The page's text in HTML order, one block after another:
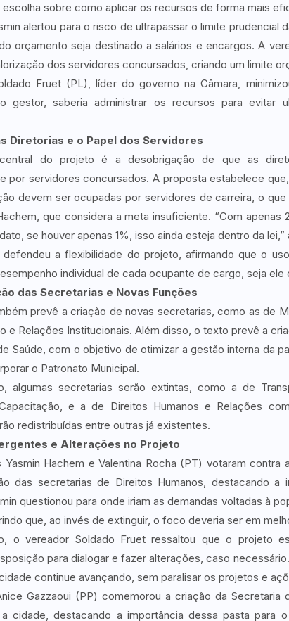
escolha sobre como aplicar os recursos de forma mais
alertou para o risco de ultrapassar o limite prudencial
orçamento seja destinado a salários e encargos. A
dos servidores concursados, criando um limite
Fruet (PL), líder do governo na Câmara,
gestor, saberia administrar os recursos para evitar
Diretorias e o Papel dos Servidores
do projeto é a desobrigação de que as
por servidores concursados. A proposta estabelece
devem ser ocupadas por servidores de carreira, o
que considera a meta insuficiente. “Com
se houver apenas 1%, isso ainda esteja dentro da lei,”
defendeu a flexibilidade do projeto, afirmando que o
individual de cada ocupante de cargo, seja
das Secretarias e Novas Funções
prevê a criação de novas secretarias, como as de
e Relações Institucionais. Além disso, o texto prevê a
Saúde, com o objetivo de otimizar a gestão interna da
o Patronato Municipal.
algumas secretarias serão extintas, como a de
e a de Direitos Humanos e Relações
redistribuídas entre outras já existentes.
e Alterações no Projeto
Yasmin Hachem e Valentina Rocha (PT) votaram
das secretarias de Direitos Humanos, destacando a
questionou para onde iriam as demandas voltadas à
que, ao invés de extinguir, o foco deveria ser em
o vereador Soldado Fruet ressaltou que o projeto
para dialogar e fazer alterações, caso
continue avançando, sem paralisar os projetos e
Gazzaoui (PP) comemorou a criação da Secretaria
cidade, destacando a importância dessa pasta para